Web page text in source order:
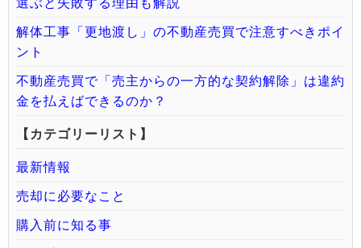
解体工事「更地渡し」の不動産売買で注意すべきポイ
ント
不動産売買で「売主からの一方的な契約解除」は違約
金を払えばできるのか？
【カテゴリーリスト】
最新情報
売却に必要なこと
購入前に知る事